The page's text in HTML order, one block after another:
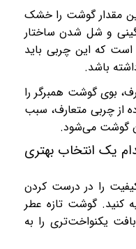
مقدار گوشت را خشک
و شل شدن ساختار
که این چربی باید
باشد.
بوی گوشت همبرگر را
از چربی متعارف، سبب
گوشت می‌شود.
یک انتخاب بهتری
را در درست کردن
کنید. گوشت تازه عطر
یکنواخت‌تری را به